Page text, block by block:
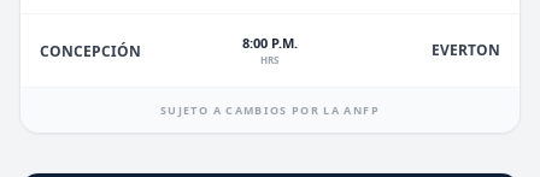
CONCEPCIÓN 8:00 P.M.
HRS EVERTON
SUJETO A CAMBIOS POR LA ANFP